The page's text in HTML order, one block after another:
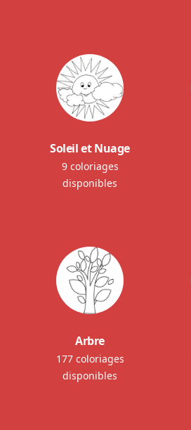
Soleil et Nuage
9 coloriages
disponibles
Arbre
177 coloriages
disponibles